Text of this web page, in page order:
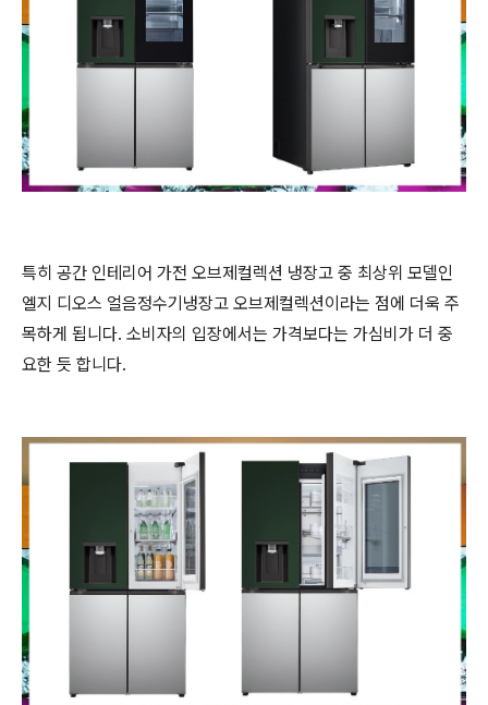
특히 공간 인테리어 가전 오브제컬렉션 냉장고 중 최상위 모델인
엘지 디오스 얼음정수기냉장고 오브제컬렉션이라는 점에 더욱 주
목하게 됩니다. 소비자의 입장에서는 가격보다는 가심비가 더 중
요한 듯 합니다.